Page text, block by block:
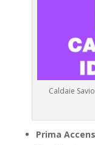
Caldaie
Prima